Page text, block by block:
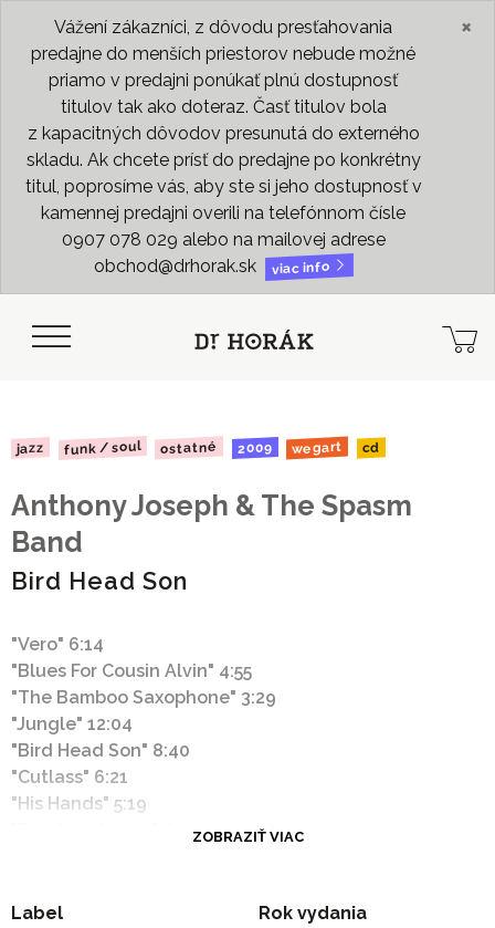
Vážení zákazníci, z dôvodu presťahovania
predajne do menších priestorov nebude možné
priamo v predajni ponúkať plnú dostupnosť
titulov tak ako doteraz. Časť titulov bola
z kapacitných dôvodov presunutá do externého
skladu. Ak chcete prísť do predajne po konkrétny
titul, poprosíme vás, aby ste si jeho dostupnosť v
kamennej predajni overili na telefónnom čísle
0907 078 029 alebo na mailovej adrese
obchod@drhorak.sk
viac info
×
jazz funk / soul ostatné 2009 wegart cd
Anthony Joseph & The Spasm
Band
Bird Head Son
"Vero" 6:14
"Blues For Cousin Alvin" 4:55
"The Bamboo Saxophone" 3:29
"Jungle" 12:04
"Bird Head Son" 8:40
"Cutlass" 6:21
"His Hands" 5:19
"Two Inch Limbo" 6:21
"Robberman" 3:28
ZOBRAZIŤ VIAC
Label
Rok vydania